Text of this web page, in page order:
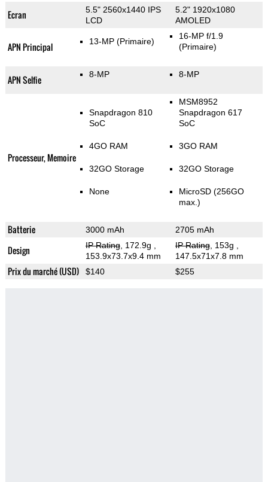
Ecran
5.5" 2560x1440 IPS
LCD
5.2" 1920x1080
AMOLED
APN Principal 13-MP (Primaire)
16-MP f/1.9
(Primaire)
APN Selfie 8-MP 8-MP
Processeur, Memoire
Snapdragon 810
SoC
4GO RAM
32GO Storage
None
MSM8952
Snapdragon 617
SoC
3GO RAM
32GO Storage
MicroSD (256GO
max.)
Batterie 3000 mAh 2705 mAh
Design IP Rating, 172.9g
153.9x73.7x9.4 mm
IP Rating, 153g
147.5x71x7.8 mm
Prix du marché (USD) $140 $255